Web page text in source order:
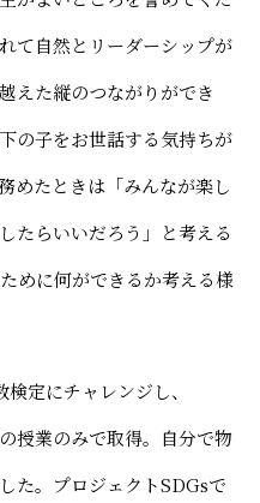
て自然とリーダーシップが
えた縦のつながりができ
の子をお世話する気持ちが
めたときは「みんなが楽し
たらいいだろう」と考える
めに何ができるか考える様
定にチャレンジし、
業のみで取得。自分で物
た。プロジェクトSDGsで